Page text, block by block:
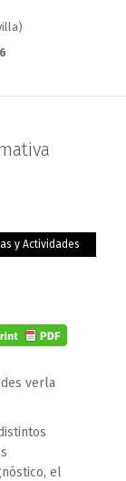
y Actividades
verla
el